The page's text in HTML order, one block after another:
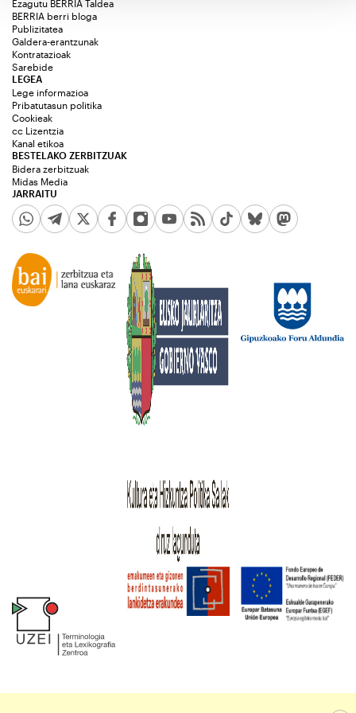
Ezagutu BERRIA Taldea
BERRIA berri bloga
Publizitatea
Galdera-erantzunak
Kontratazioak
Sarebide
JARRAITU
LEGEA
Lege informazioa
Pribatutasun politika
Cookieak
cc Lizentzia
Kanal etikoa
BESTELAKO ZERBITZUAK
Bidera zerbitzuak
Midas Media